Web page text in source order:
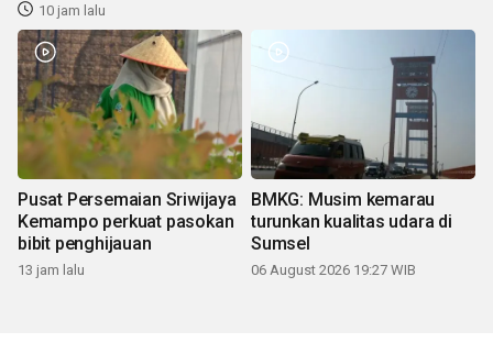
10 jam lalu
Pusat Persemaian Sriwijaya
Kemampo perkuat pasokan
bibit penghijauan
13 jam lalu
BMKG: Musim kemarau
turunkan kualitas udara di
Sumsel
06 August 2026 19:27 WIB